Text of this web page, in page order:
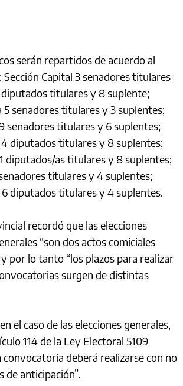
serán repartidos de acuerdo al
Capital 3 senadores titulares
diputados titulares y 8 suplente;
5 senadores titulares y 3 suplentes;
senadores titulares y 6 suplentes;
diputados titulares y 8 suplentes;
diputados/as titulares y 8 suplentes;
titulares y 4 suplentes;
6 diputados titulares y 4 suplentes.
recordó que las elecciones
“son dos actos comiciales
por lo tanto “los plazos para realizar
surgen de distintas
el caso de las elecciones generales,
114 de la Ley Electoral 5109
convocatoria deberá realizarse con no
de anticipación”.